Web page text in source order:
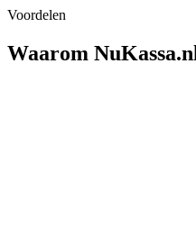
Voordelen
Waarom